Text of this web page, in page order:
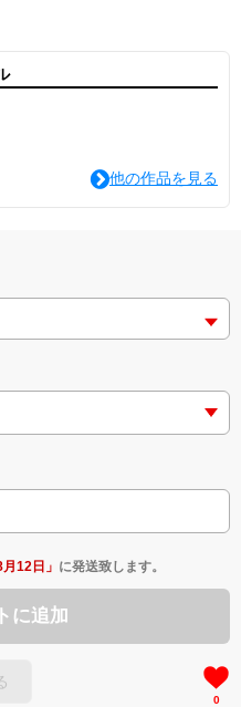
他の作品を見る
月12日 」 に発送致します。
に追加
0